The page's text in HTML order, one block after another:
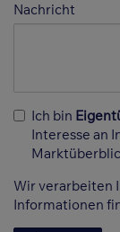
Nachricht
Ich bin
Interesse an
Wir verarbeiten
Informationen